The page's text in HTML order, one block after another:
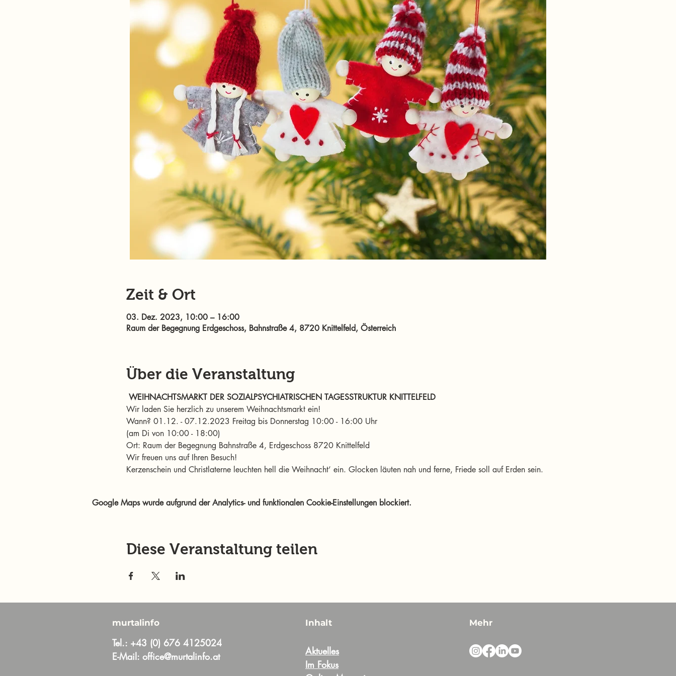
Zeit & Ort
03. Dez. 2023, 10:00 – 16:00
Raum der Begegnung Erdgeschoss, Bahnstraße 4, 8720 Knittelfeld, Österreich
Über die Veranstaltung
WEIHNACHTSMARKT DER SOZIALPSYCHIATRISCHEN TAGESSTRUKTUR KNITTELFELD
Wir laden Sie herzlich zu unserem Weihnachtsmarkt ein!
Wann? 01.12. - 07.12.2023 Freitag bis Donnerstag 10:00 - 16:00 Uhr
(am Di von 10:00 - 18:00)
Ort: Raum der Begegnung Bahnstraße 4, Erdgeschoss 8720 Knittelfeld
Wir freuen uns auf Ihren Besuch!
Kerzenschein und Christlaterne leuchten hell die Weihnacht’ ein. Glocken läuten nah und ferne, Friede soll auf Erden sein.
Google Maps wurde aufgrund der Analytics- und funktionalen Cookie-Einstellungen blockiert.
Diese Veranstaltung teilen
murtalinfo
Tel.: +43 (0) 676 4125024
E-Mail: office@murtalinfo.at
Inhalt
Aktuelles
Im Fokus
Mehr